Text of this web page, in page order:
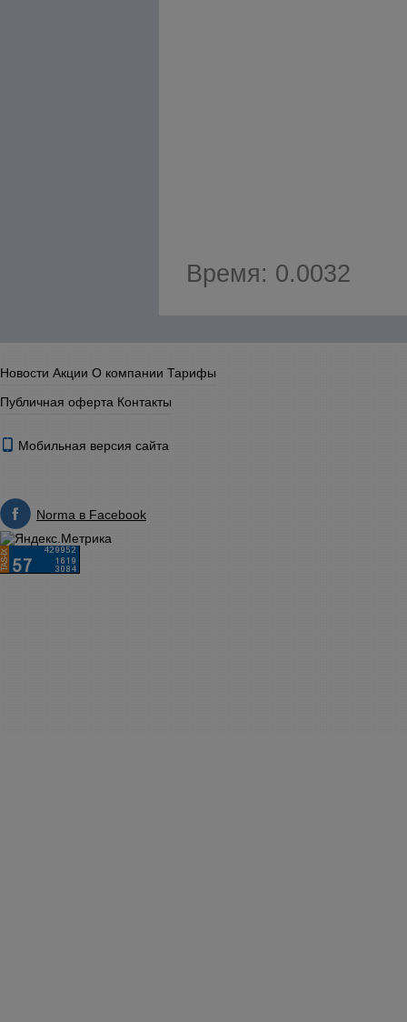
Время: 0.0032
Новости Акции О компании Тарифы
Публичная оферта Контакты
Мобильная версия сайта
Norma в Facebook